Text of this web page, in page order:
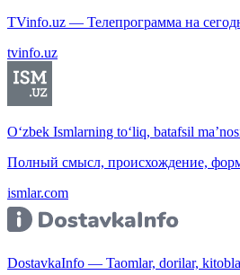
TVinfo.uz — Телепрограмма на
tvinfo.uz
O‘zbek Ismlarning to‘liq, batafsil
Полный смысл, происхождение,
ismlar.com
DostavkaInfo — Taomlar, dorilar,